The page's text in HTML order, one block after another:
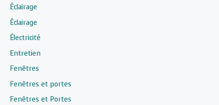
Éclairage
Éclairage
Électricité
Entretien
Fenêtres
Fenêtres et portes
Fenêtres et Portes